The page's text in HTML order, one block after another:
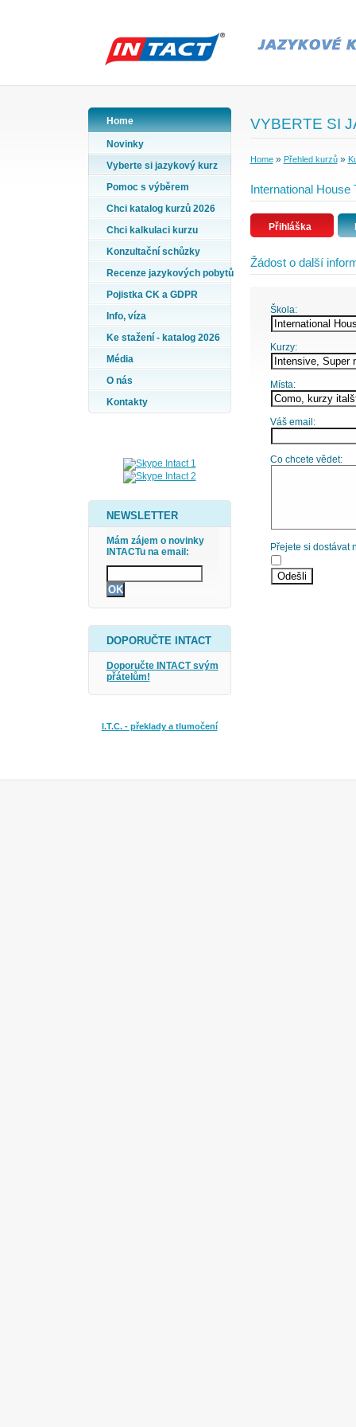
Home
Novinky
Vyberte si jazykový kurz
Pomoc s výběrem
Chci katalog kurzů 2026
Chci kalkulaci kurzu
Konzultační schůzky
Recenze jazykových pobytů
Pojistka CK a GDPR
Info, víza
Ke stažení - katalog 2026
Média
O nás
Kontakty
NEWSLETTER
Mám zájem o novinky
INTACTu na email:
DOPORUČTE INTACT
Doporučte INTACT svým
přátelům!
I.T.C. - překlady a tlumočení
VYBERTE SI
Home» Přehled kurzů»
International House
Přihláška
Žádost o další
Škola:
Kurzy:
Místa:
Váš email:
Co chcete vědet:
Přejete si dostávat